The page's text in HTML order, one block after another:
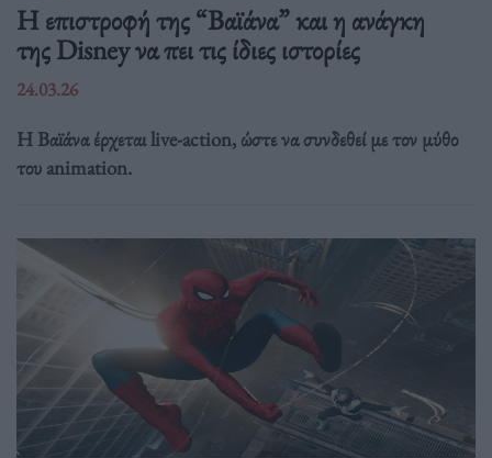
Η επιστροφή της “Βαϊάνα” και η ανάγκη
της Disney να πει τις ίδιες ιστορίες
24.03.26
Η Βαϊάνα έρχεται live-action, ώστε να συνδεθεί με τον μύθο
του animation.